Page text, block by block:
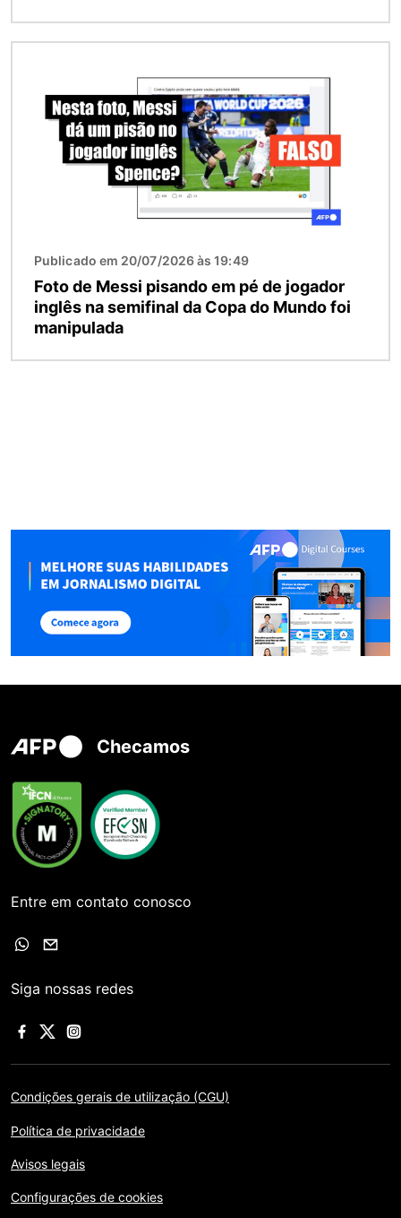
Publicado em 20/07/2026 às 19:49
Foto de Messi pisando em pé de jogador
inglês na semifinal da Copa do Mundo foi
manipulada
Checamos
Entre em contato conosco
Siga nossas redes
Condições gerais de utilização (CGU)
Política de privacidade
Avisos legais
Configurações de cookies